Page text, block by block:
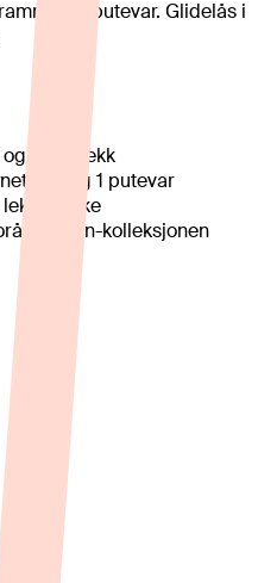
på putevar. Glidelås i
dynetrekk
og 1 putevar
eske
Cotton-kolleksjonen